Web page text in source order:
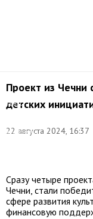
Проект из Чечни
детских
22 августа 2024, 16:37
Фото:
пресс-
культуры
Сразу четыре
Чечни, стали
сфере развития
финансовую